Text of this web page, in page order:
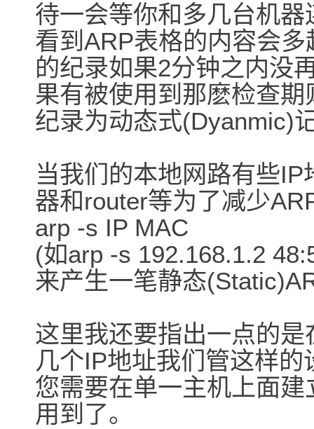
待一会等你和多几台机
看到ARP表格的内容会
的纪录如果2分钟之内没
果有被使用到那麽检查
纪录为动态式(Dyanmic)
当我们的本地网路有些
器和router等为了减少
arp -s IP MAC
(如arp -s 192.168.1.2
来产生一笔静态
这里我还要指出一点的
几个IP地址我们管这样
您需要在单一主机上面
用到了。